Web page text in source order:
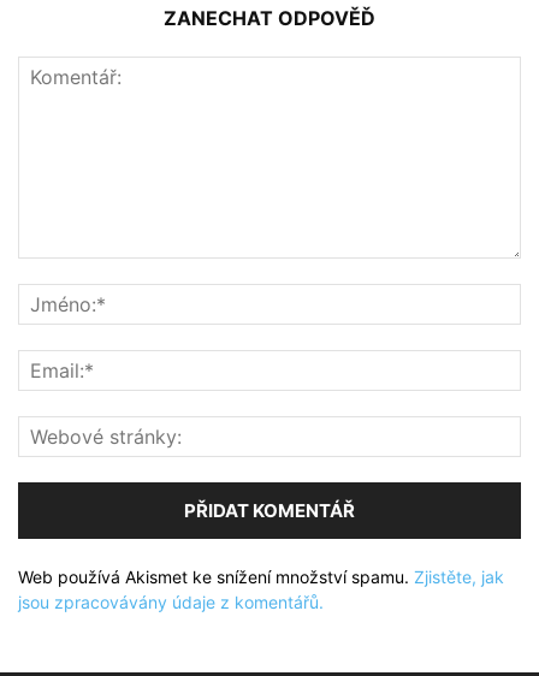
ZANECHAT ODPOVĚĎ
Web používá Akismet ke snížení množství spamu. Zjistěte, jak
jsou zpracovávány údaje z komentářů.